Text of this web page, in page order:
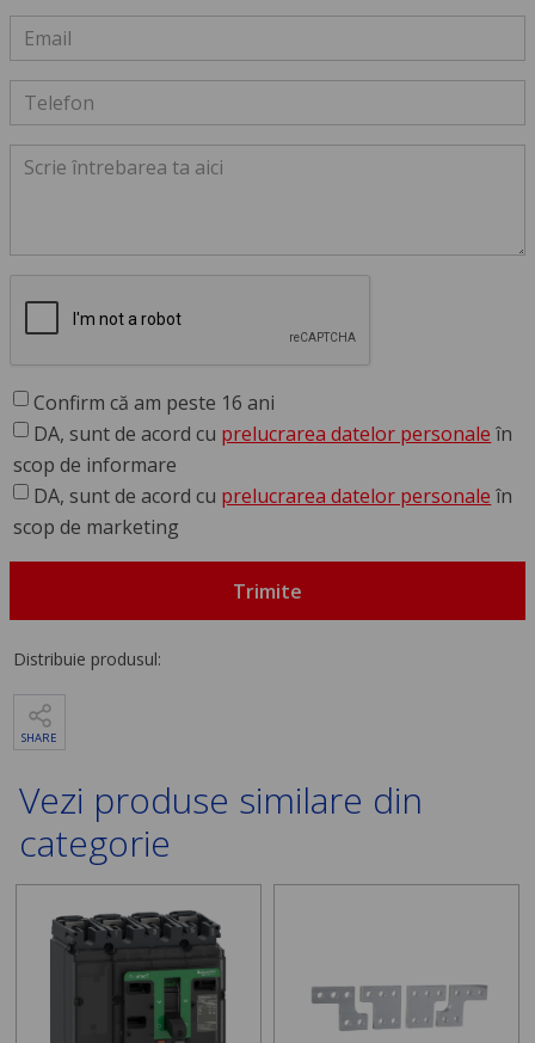
Confirm că am peste 16 ani
DA, sunt de acord cu prelucrarea datelor personale în
scop de informare
DA, sunt de acord cu prelucrarea datelor personale în
scop de marketing
Trimite
Distribuie produsul:
SHARE
Vezi produse similare din
categorie